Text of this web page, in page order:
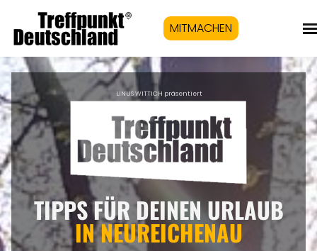
MITMACHEN
LINUS WITTICH präsentiert
TIPPS FÜR DEINEN URLAUB
IN NEUREICHENAU